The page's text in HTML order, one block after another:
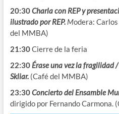
20:30Charlacon REPy
ilustrado por REP. Modera:
del MMBA)
21:30Cierre de la feria
22:30Érase una vez la fragilidad
Skliar.(Café del MMBA)
23:30Concierto del Ensamble
dirigido por Fernando Carmona.